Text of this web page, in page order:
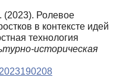
(2023). Ролевое
в контексте идей
технология
историческая